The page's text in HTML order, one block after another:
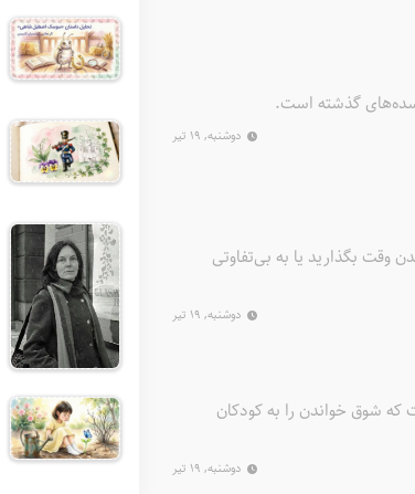
سده‌های گذشته است.
دوشنبه, ۱۹ تیر
وقت بگذارید یا به بی‌تفاوتی
دوشنبه, ۱۹ تیر
شوق خواندن را به کودکان
دوشنبه, ۱۹ تیر